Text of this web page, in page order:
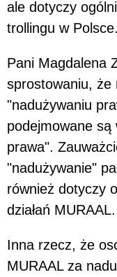
ale dotyczy
trollingu w Polsce.
Pani Magdalena
sprostowaniu, że
"nadużywaniu
podejmowane
prawa".
"nadużywanie"
również dotyczy
działań MURAAL.
Inna rzecz, że
MURAAL za